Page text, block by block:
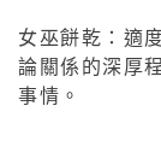
女巫餅乾：適
論關係的深厚
事情。